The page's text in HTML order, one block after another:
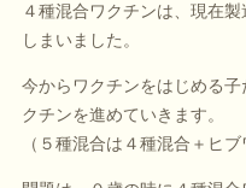
４種混合ワクチンは、現在
しまいました。
今からワクチンをはじめる
クチンを進めていきます。
（５種混合は４種混合＋ヒブ